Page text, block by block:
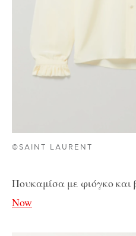
©SAINT LAURENT
Πουκαμίσα με φιόγκο και
Now